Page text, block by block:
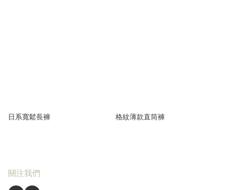
日系寬鬆長褲 格紋薄款直筒褲
關注我們